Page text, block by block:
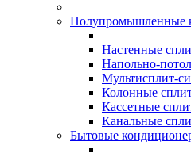
Полупромышленные
Настенные
Напольно-
Мультисплит-
Колонные
Кассетные
Канальные
Бытовые